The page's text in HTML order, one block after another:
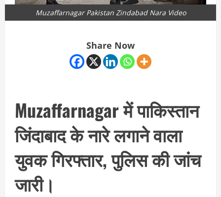
Muzaffarnagar Pakistan Zindabad Nara Video
Share Now
Muzaffarnagar में पाकिस्तान
जिंदाबाद के नारे लगाने वाला
युवक गिरफ्तार, पुलिस की जांच
जारी।